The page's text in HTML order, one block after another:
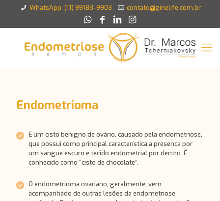
WhatsApp: (11) 99183-9903 contato@ginelife.com.br
Endometrioma
É um cisto benigno de ovário, causado pela endometriose,
que possui como principal característica a presença por
um sangue escuro e tecido endometrial por dentro. É
conhecido como “cisto de chocolate”.
O endometrioma ovariano, geralmente, vem
acompanhado de outras lesões da endometriose